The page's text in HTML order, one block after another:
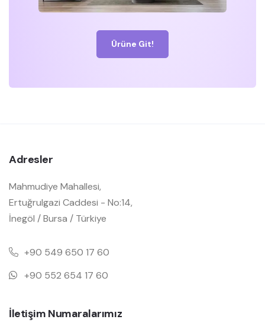
Ürüne Git!
Adresler
Mahmudiye Mahallesi,
Ertuğrulgazi Caddesi - No:14,
İnegöl / Bursa / Türkiye
+90 549 650 17 60
+90 552 654 17 60
İletişim Numaralarımız